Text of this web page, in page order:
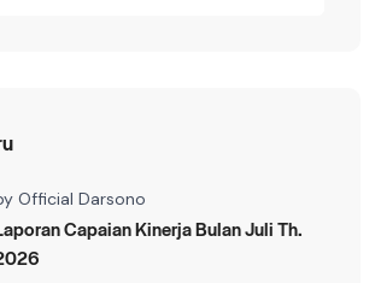
Official Darsono
Capaian Kinerja Bulan Juli Th.